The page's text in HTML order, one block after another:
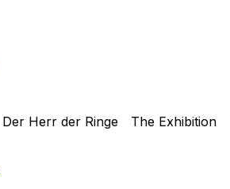
Der Herr der Ringe The Exhibition